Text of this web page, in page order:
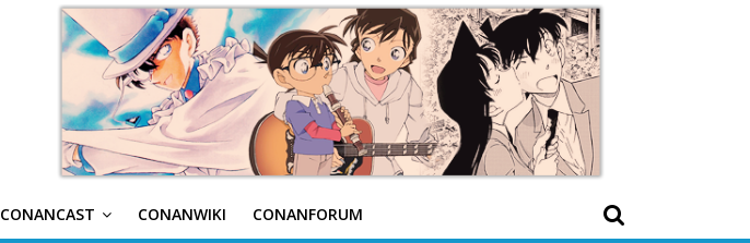
CONANCAST CONANWIKI CONANFORUM